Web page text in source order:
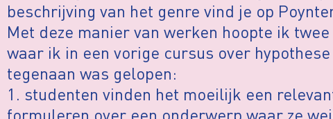
beschrijving van het genre vind je op
Met deze manier van werken hoopte ik
waar ik in een vorige cursus over
tegenaan was gelopen:
1. studenten vinden het moeilijk een
formuleren over een onderwerp waar ze